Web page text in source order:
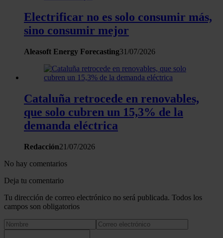
Electrificar no es solo consumir más,
sino consumir mejor
Aleasoft Energy Forecasting31/07/2026
Cataluña retrocede en renovables,
que solo cubren un 15,3% de la
demanda eléctrica
Redacción21/07/2026
No hay comentarios
Deja tu comentario
Tu dirección de correo electrónico no será publicada. Todos los
campos son obligatorios